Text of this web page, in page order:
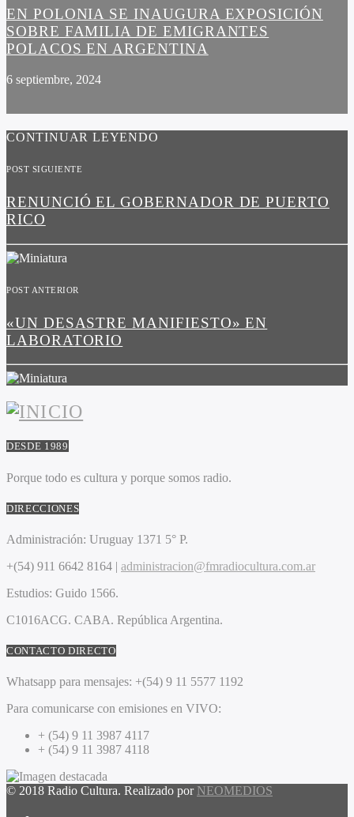
EN POLONIA SE INAUGURA EXPOSICIÓN
SOBRE FAMILIA DE EMIGRANTES
POLACOS EN ARGENTINA
6 septiembre, 2024
CONTINUAR LEYENDO
POST SIGUIENTE
RENUNCIÓ EL GOBERNADOR DE PUERTO
RICO
POST ANTERIOR
«UN DESASTRE MANIFIESTO» EN
LABORATORIO
DESDE 1989
Porque todo es cultura y porque somos radio.
DIRECCIONES
Administración: Uruguay 1371 5° P.
+(54) 911 6642 8164 | administracion@fmradiocultura.com.ar
Estudios: Guido 1566.
C1016ACG. CABA. República Argentina.
CONTACTO DIRECTO
Whatsapp para mensajes: +(54) 9 11 5577 1192
Para comunicarse con emisiones en VIVO:
+ (54) 9 11 3987 4117
+ (54) 9 11 3987 4118
© 2018 Radio Cultura. Realizado por NEOMEDIOS